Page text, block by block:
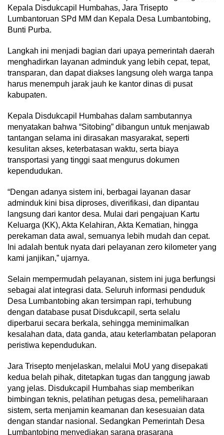
Kepala Disdukcapil Humbahas, Jara Trisepto
Lumbantoruan SPd MM dan Kepala Desa Lumbantobing,
Bunti Purba.
Langkah ini menjadi bagian dari upaya pemerintah daerah
menghadirkan layanan adminduk yang lebih cepat, tepat,
transparan, dan dapat diakses langsung oleh warga tanpa
harus menempuh jarak jauh ke kantor dinas di pusat
kabupaten.
Kepala Disdukcapil Humbahas dalam sambutannya
menyatakan bahwa “Sitobing” dibangun untuk menjawab
tantangan selama ini dirasakan masyarakat, seperti
kesulitan akses, keterbatasan waktu, serta biaya
transportasi yang tinggi saat mengurus dokumen
kependudukan.
“Dengan adanya sistem ini, berbagai layanan dasar
adminduk kini bisa diproses, diverifikasi, dan dipantau
langsung dari kantor desa. Mulai dari pengajuan Kartu
Keluarga (KK), Akta Kelahiran, Akta Kematian, hingga
perekaman data awal, semuanya lebih mudah dan cepat.
Ini adalah bentuk nyata dari pelayanan zero kilometer yang
kami janjikan,” ujarnya.
Selain mempermudah pelayanan, sistem ini juga berfungsi
sebagai alat integrasi data. Seluruh informasi penduduk
Desa Lumbantobing akan tersimpan rapi, terhubung
dengan database pusat Disdukcapil, serta selalu
diperbarui secara berkala, sehingga meminimalkan
kesalahan data, data ganda, atau keterlambatan pelaporan
peristiwa kependudukan.
Jara Trisepto menjelaskan, melalui MoU yang disepakati
kedua belah pihak, ditetapkan tugas dan tanggung jawab
yang jelas. Disdukcapil Humbahas siap memberikan
bimbingan teknis, pelatihan petugas desa, pemeliharaan
sistem, serta menjamin keamanan dan kesesuaian data
dengan standar nasional. Sedangkan Pemerintah Desa
Lumbantobing menyediakan sarana prasarana